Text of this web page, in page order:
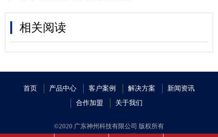
相关阅读
首页 产品中心 客户案例 解决方案
新闻资讯
合作加盟
关于我们
©2020 广东神州科技有限公司 版权所有